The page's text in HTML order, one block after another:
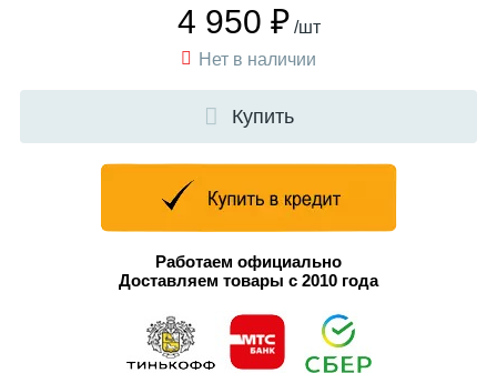
4 950 ₽ /шт
Нет в наличии
Купить
Работаем официально
Доставляем товары с 2010 года